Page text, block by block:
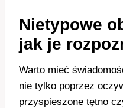
Nietypowe
jak je
Warto mieć
nie tylko poprzez
przyspieszone tętno